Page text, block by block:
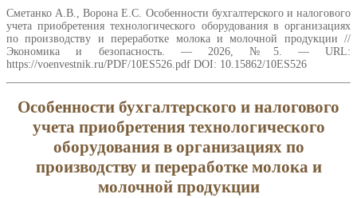
Сметанко А.В., Ворона Е.С. Особенности бухгалтерского и налогового
учета приобретения технологического оборудования в организациях
по производству и переработке молока и молочной продукции //
Экономика и безопасность. — 2026, №5. — URL:
https://voenvestnik.ru/PDF/10ES526.pdf DOI: 10.15862/10ES526
Особенности бухгалтерского и налогового
учета приобретения технологического
оборудования в организациях по
производству и переработке молока и
молочной продукции